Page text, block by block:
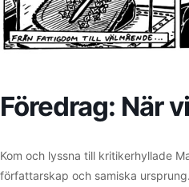
Föredrag: När
Kom och lyssna till kritikerhyllade
författarskap och samiska ursprung.